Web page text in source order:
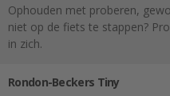
Ophouden met proberen,
niet op de fiets te stappen?
in zich.
Rondon-Beckers Tiny